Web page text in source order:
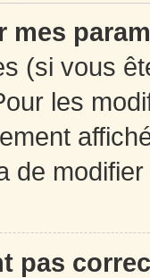
mes
(si vous
les
de
pas